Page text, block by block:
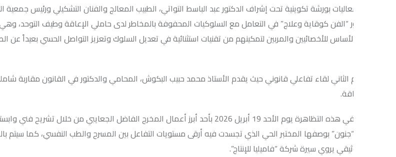
بورشة تكوينية تحت إشراف الدكتور عبد الباسط التواتي، الطبيب المعالج والفنان التشكيلي ورئيس جمعية العلاج بالفن،
“الفن كوقاية وعلاج” في التعامل مع السلوكيات المحفوفة بالمخاطر لدى حاملي الإعاقة وطيف التوحد، وهي حصة
للأخصائيين والمربين لتمكينهم من تقنيات استثنائية في تعديل السلوك وتعزيز التواصل الحسي بعيداً عن الطرق التقليدية
الثاني لقاء تفاعلي قانوني حيث يقدم الأستاذ محمد حبيب البكوش، المحامي والدكتور في القانون مقاربة شاملة لحماية
كما ستحتفي هذه التظاهرة يوم الأحد 19 أبريل 2026 بأحد أبرز أعمال المخرج الفاضل الجعايبي من خلال تشريح فني وابستيمولوجي
بوصفها المختبر الحي الذي تجسدت فيه أرقى مستويات التفاعل بين المسرح والطب النفسي، كما سيتم بالمناسبة تنظيم
يروي سيرة شركة “فاميليا للإنتاج”.